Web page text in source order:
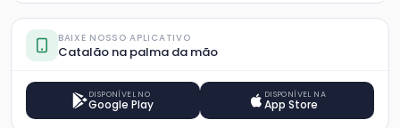
BAIXE NOSSO APLICATIVO
Catalão na palma da mão
DISPONÍVEL NO
Google Play
DISPONÍVEL NA
App Store